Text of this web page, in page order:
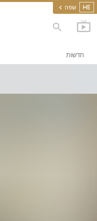
HE שפה
חדשות